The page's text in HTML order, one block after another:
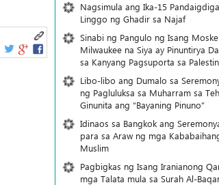
Nagsimula ang Ika-15
Linggo ng Ghadir sa Najaf
Sinabi ng Pangulo ng Isang
Milwaukee na Siya ay Pinuntirya
sa Kanyang Pagsuporta sa
Libo-libo ang Dumalo sa
ng Pagluluksa sa Muharram sa
Ginunita ang “Bayaning Pinuno”
Idinaos sa Bangkok ang
para sa Araw ng mga
Muslim
Pagbigkas ng Isang Iranianong
mga Talata mula sa Surah Al-